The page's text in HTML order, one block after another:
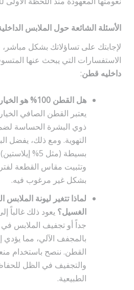
الأسئلة الشائعة حول الملابس
لإجابتك على تساؤلاتك بشكل مباشر،
الاستفسارات التي يبحث عنها
داخليه قطن:
هل القطن 100% هو الخيار الأفضل دائماً؟
يعتبر القطن الصافي
ذوي البشرة الحساسة
التهوية. ومع ذلك، يفضل
بسيطة (مثل 5%
وتثبيت مقاس القطعة
بشكل غير مرغوب فيه.
لماذا تتغير ليونة الملابس
الغسيل؟ يعود ذلك غالباً
جداً أو تجفيف الملابس
بالمجفف الآلي، مما
القطن. ننصح باستخدام
والتجفيف في الظل
الطبيعية.